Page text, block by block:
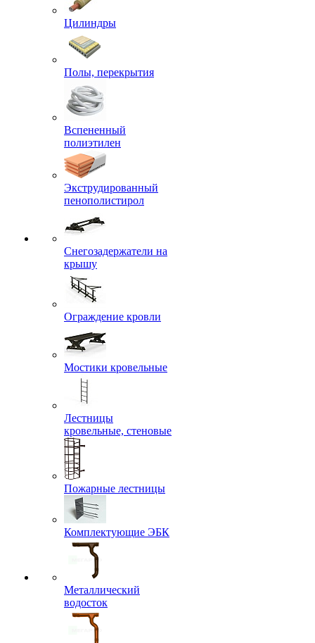
Цилиндры
Полы, перекрытия
Вспененный
полиэтилен
Экструдированный
пенополистирол
Снегозадержатели на
крышу
Ограждение кровли
Мостики кровельные
Лестницы
кровельные, стеновые
Пожарные лестницы
Комплектующие ЭБК
Металлический
водосток